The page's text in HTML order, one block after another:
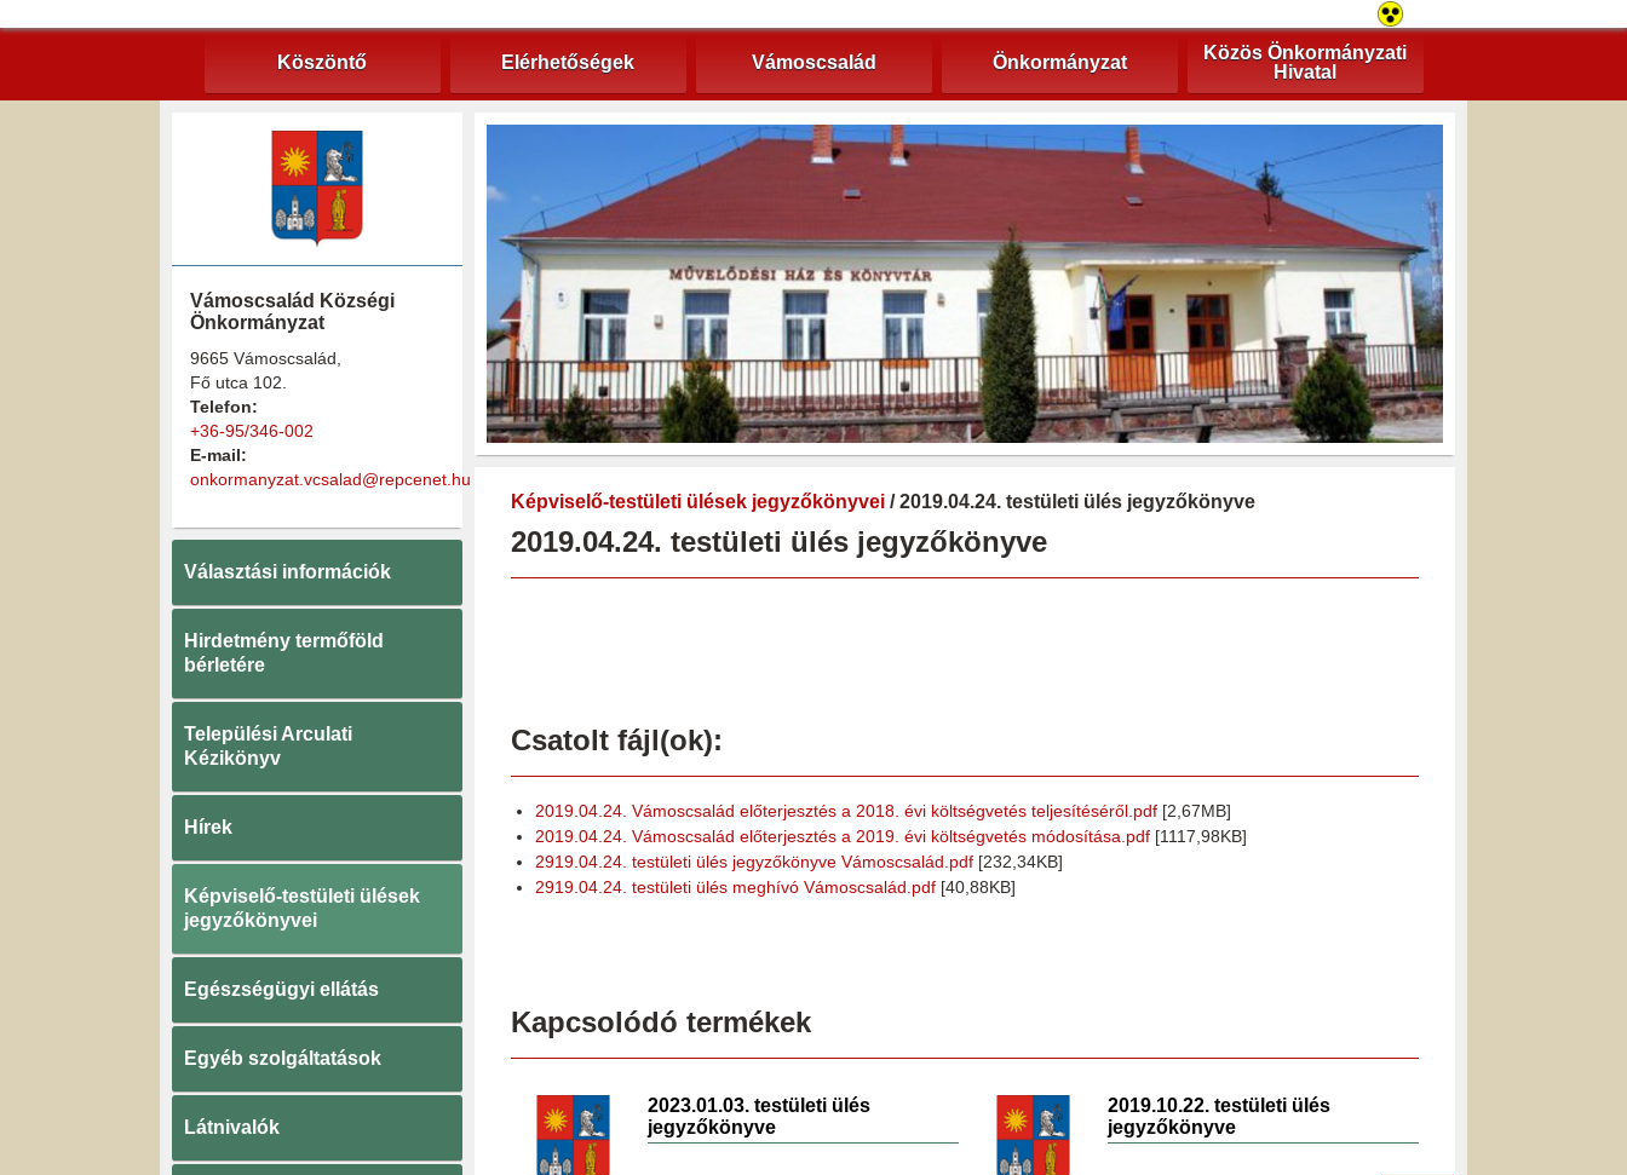
Köszöntő Elérhetőségek Vámoscsalád Önkormányzat
Közös Önkormányzati
Hivatal
Vámoscsalád Községi
Önkormányzat
9665 Vámoscsalád,
Fő utca 102.
Telefon:
+36-95/346-002
E-mail:
onkormanyzat.vcsalad@repcenet.hu
Választási információk
Hirdetmény termőföld
bérletére
Települési Arculati
Kézikönyv
Hírek
Képviselő-testületi ülések
jegyzőkönyvei
Egészségügyi ellátás
Egyéb szolgáltatások
Látnivalók
Képviselő-testületi ülések jegyzőkönyvei / 2019.04.24. testületi ülés jegyzőkönyve
2019.04.24. testületi ülés jegyzőkönyve
Csatolt fájl(ok):
2019.04.24. Vámoscsalád előterjesztés a 2018. évi költségvetés teljesítéséről.pdf [2,67MB]
2019.04.24. Vámoscsalád előterjesztés a 2019. évi költségvetés módosítása.pdf [1117,98KB]
2919.04.24. testületi ülés jegyzőkönyve Vámoscsalád.pdf [232,34KB]
2919.04.24. testületi ülés meghívó Vámoscsalád.pdf [40,88KB]
Kapcsolódó termékek
2023.01.03. testületi ülés
jegyzőkönyve
2019.10.22. testületi ülés
jegyzőkönyve